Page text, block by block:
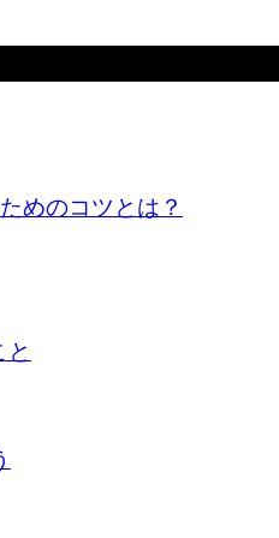
めのコツとは？